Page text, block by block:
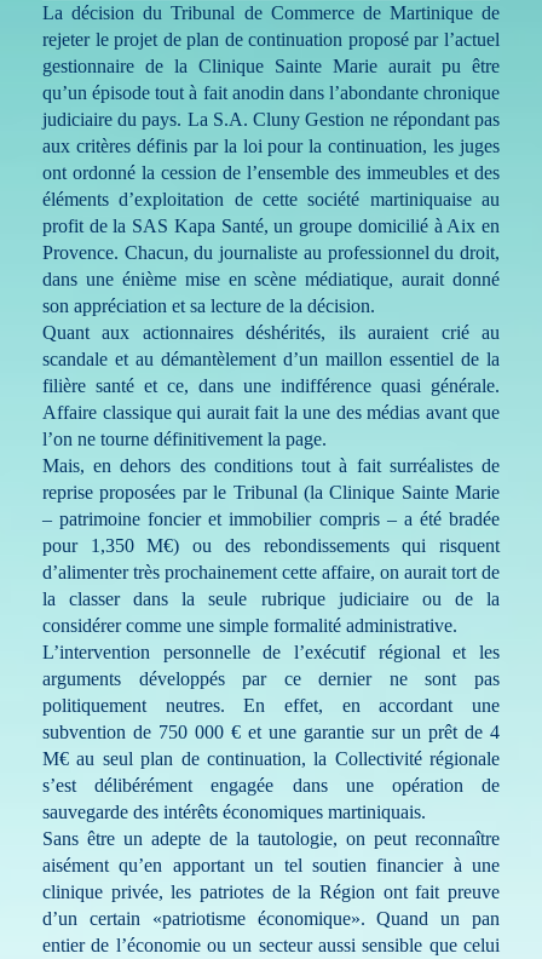
La décision du Tribunal de Commerce de Martinique de
rejeter le projet de plan de continuation proposé par l’actuel
gestionnaire de la Clinique Sainte Marie aurait pu être
qu’un épisode tout à fait anodin dans l’abondante chronique
judiciaire du pays. La S.A. Cluny Gestion ne répondant pas
aux critères définis par la loi pour la continuation, les juges
ont ordonné la cession de l’ensemble des immeubles et des
éléments d’exploitation de cette société martiniquaise au
profit de la SAS Kapa Santé, un groupe domicilié à Aix en
Provence. Chacun, du journaliste au professionnel du droit,
dans une énième mise en scène médiatique, aurait donné
son appréciation et sa lecture de la décision.
Quant aux actionnaires déshérités, ils auraient crié au
scandale et au démantèlement d’un maillon essentiel de la
filière santé et ce, dans une indifférence quasi générale.
Affaire classique qui aurait fait la une des médias avant que
l’on ne tourne définitivement la page.
Mais, en dehors des conditions tout à fait surréalistes de
reprise proposées par le Tribunal (la Clinique Sainte Marie
– patrimoine foncier et immobilier compris – a été bradée
pour 1,350 M€) ou des rebondissements qui risquent
d’alimenter très prochainement cette affaire, on aurait tort de
la classer dans la seule rubrique judiciaire ou de la
considérer comme une simple formalité administrative.
L’intervention personnelle de l’exécutif régional et les
arguments développés par ce dernier ne sont pas
politiquement neutres. En effet, en accordant une
subvention de 750 000 € et une garantie sur un prêt de 4
M€ au seul plan de continuation, la Collectivité régionale
s’est délibérément engagée dans une opération de
sauvegarde des intérêts économiques martiniquais.
Sans être un adepte de la tautologie, on peut reconnaître
aisément qu’en apportant un tel soutien financier à une
clinique privée, les patriotes de la Région ont fait preuve
d’un certain «patriotisme économique». Quand un pan
entier de l’économie ou un secteur aussi sensible que celui